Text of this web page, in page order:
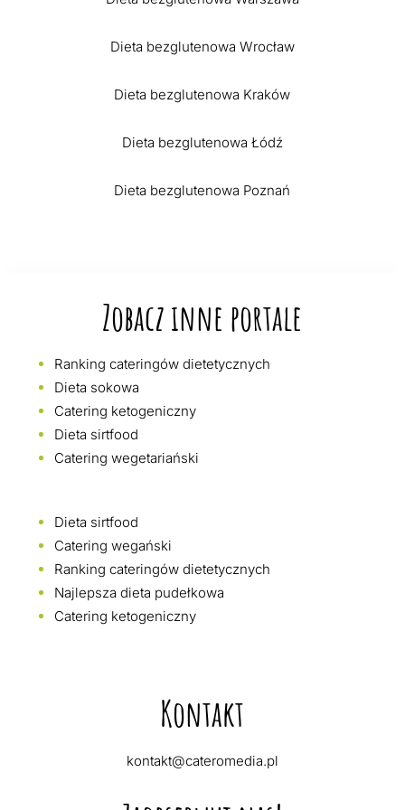
Dieta bezglutenowa Wrocław
Dieta bezglutenowa Kraków
Dieta bezglutenowa Łódź
Dieta bezglutenowa Poznań
Zobacz inne portale
Ranking cateringów dietetycznych
Dieta sokowa
Catering ketogeniczny
Dieta sirtfood
Catering wegetariański
Dieta sirtfood
Catering wegański
Ranking cateringów dietetycznych
Najlepsza dieta pudełkowa
Catering ketogeniczny
Kontakt
kontakt@cateromedia.pl